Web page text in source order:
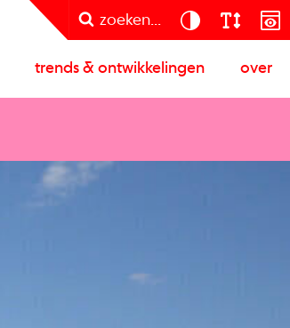
zoeken...
trends & ontwikkelingen over